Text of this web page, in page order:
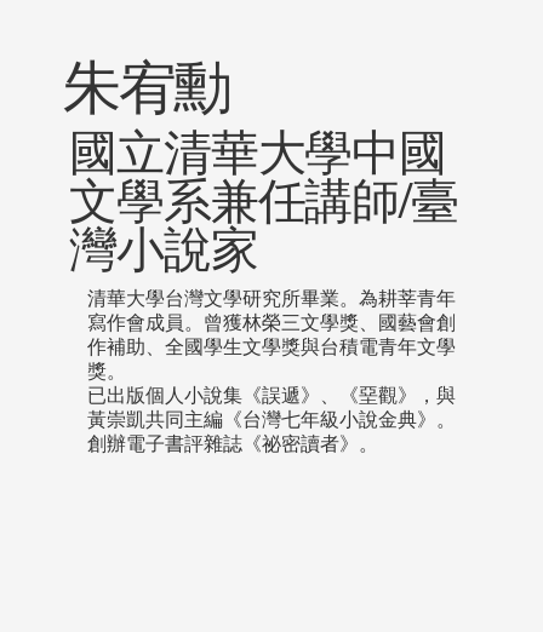
朱宥勳
國立清華大學中國
文學系兼任講師/臺
灣小說家
清華大學台灣文學研究所畢業。為耕莘青年
寫作會成員。曾獲林榮三文學獎、國藝會創
作補助、全國學生文學獎與台積電青年文學
獎。
已出版個人小說集《誤遞》、《堊觀》，與
黃崇凱共同主編《台灣七年級小說金典》。
創辦電子書評雜誌《祕密讀者》。